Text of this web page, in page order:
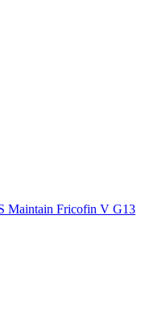
Maintain Fricofin V G13